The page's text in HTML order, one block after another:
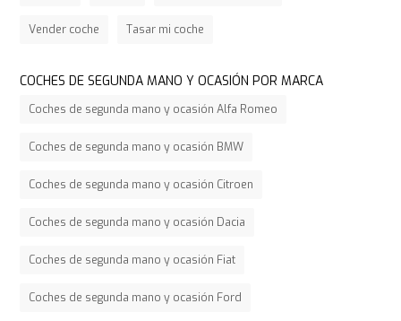
Vender coche Tasar mi coche
COCHES DE SEGUNDA MANO Y OCASIÓN POR MARCA
Coches de segunda mano y ocasión Alfa Romeo
Coches de segunda mano y ocasión BMW
Coches de segunda mano y ocasión Citroen
Coches de segunda mano y ocasión Dacia
Coches de segunda mano y ocasión Fiat
Coches de segunda mano y ocasión Ford